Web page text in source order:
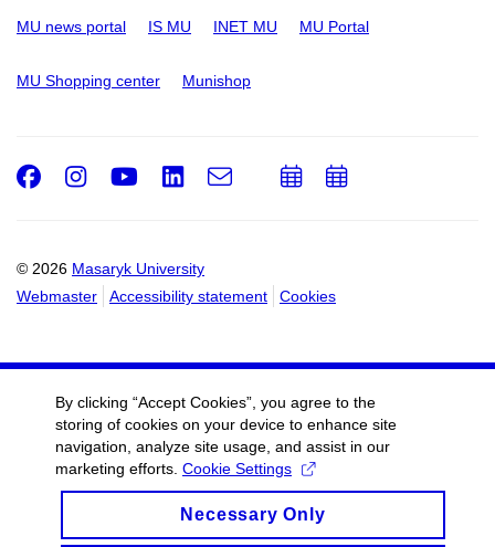
MU news portal IS MU INET MU MU Portal
MU Shopping center Munishop
© 2026 Masaryk University
Webmaster
Accessibility statement Cookies
Facebook
Instagram
Youtube
LinkedIn
e-
Email
AddAdd
By clicking “Accept Cookies”, you agree to the
storing of cookies on your device to enhance site
navigation, analyze site usage, and assist in our
marketing efforts. Cookie Settings
Necessary Only